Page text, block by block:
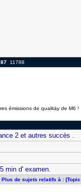
11788
émissions de qualitäy de M6 !
2 et autres succès .
min d' examen.
Plus de sujets relatifs à :